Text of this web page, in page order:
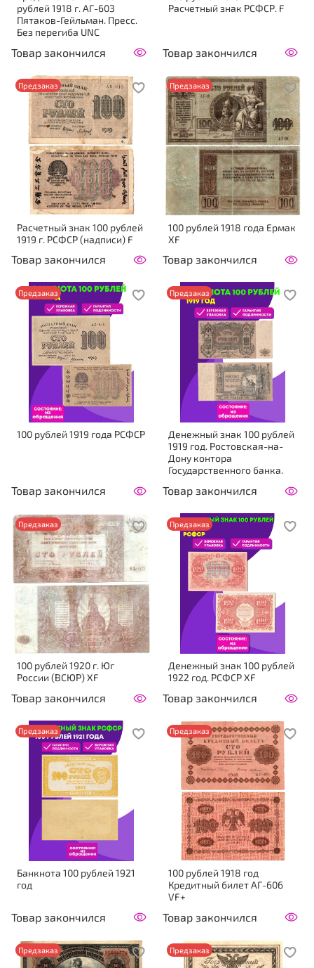
рублей 1918 г. АГ-603
Пятаков-Гейльман. Пресс.
Без перегиба UNC
Товар закончился
Расчетный знак РСФСР. F
Товар закончился
Предзаказ
Расчетный знак 100 рублей
1919 г. РСФСР (надписи) F
Товар закончился
Предзаказ
100 рублей 1918 года Ермак
XF
Товар закончился
Предзаказ
100 рублей 1919 года РСФСР
Товар закончился
Предзаказ
Денежный знак 100 рублей
1919 год. Ростовская-на-
Дону контора
Государственного банка.
Товар закончился
Предзаказ
100 рублей 1920 г. Юг
России (ВСЮР) XF
Товар закончился
Предзаказ
Денежный знак 100 рублей
1922 год. РСФСР XF
Товар закончился
Предзаказ
Банкнота 100 рублей 1921
год
Товар закончился
Предзаказ
100 рублей 1918 год
Кредитный билет АГ-606
VF+
Товар закончился
Предзаказ Предзаказ